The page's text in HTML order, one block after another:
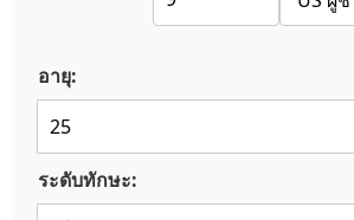
อายุ:
ระดับทักษะ: